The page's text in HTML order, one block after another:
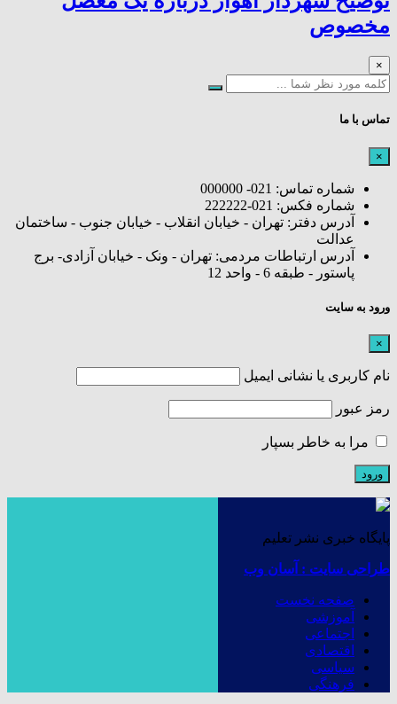
مخصوص
×
تماس با ما
×
شماره تماس: 021- 000000
شماره فکس: 021-222222
آدرس دفتر: تهران - خیابان انقلاب - خیابان جنوب - ساختمان
عدالت
آدرس ارتباطات مردمی: تهران - ونک - خیابان آزادی- برج
پاستور - طبقه 6 - واحد 12
ورود به سایت
×
نام کاربری یا نشانی ایمیل
رمز عبور
مرا به خاطر بسپار
پایگاه خبری نشر تعلیم
طراحی سایت : آسان وب
صفحه نخست
آموزشی
اجتماعی
اقتصادی
سیاسی
فرهنگی